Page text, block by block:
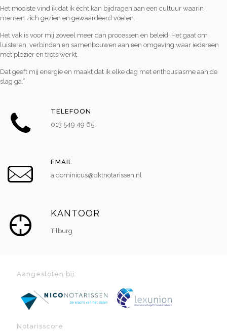
Het mooiste vind ik dat ik écht kan bijdragen aan een cultuur waarin
mensen zich gezien en gewaardeerd voelen.
Het vak is voor mij zoveel meer dan processen en beleid. Het gaat om
luisteren, verbinden en samenbouwen aan een omgeving waar iedereen
met plezier en trots werkt.
Dat geeft mij energie en maakt dat ik elke dag met enthousiasme aan de
slag ga.”
TELEFOON
013 549 49 65
EMAIL
a.dominicus@dktnotarissen.nl
KANTOOR
Tilburg
Aangesloten bij:
Notarisscore